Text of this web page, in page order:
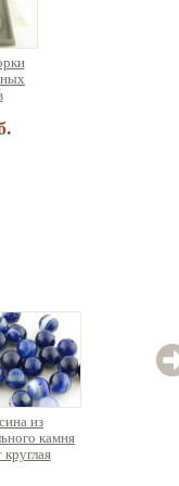
из
камня
круглая